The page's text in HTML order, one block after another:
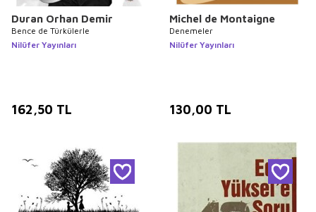
Duran Orhan Demir
Bence de Türkülerle
Nilüfer Yayınları
162,50 TL
Michel de Montaigne
Denemeler
Nilüfer Yayınları
130,00 TL